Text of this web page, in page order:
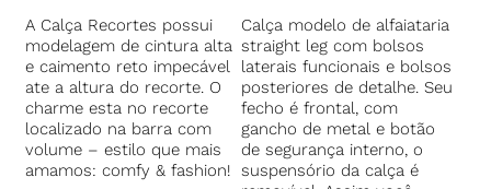
A Calça Recortes possui
modelagem de cintura alta
e caimento reto impecável
ate a altura do recorte. O
charme esta no recorte
localizado na barra com
volume – estilo que mais
amamos: comfy & fashion!
Calça modelo de alfaiataria
straight leg com bolsos
laterais funcionais e bolsos
posteriores de detalhe. Seu
fecho é frontal, com
gancho de metal e botão
de segurança interno, o
suspensório da calça é